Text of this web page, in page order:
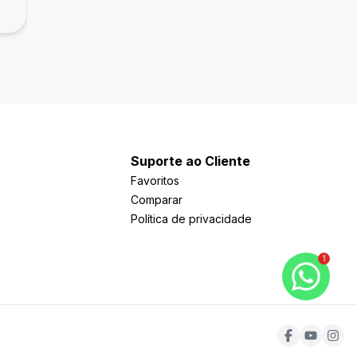
Suporte ao Cliente
Favoritos
Comparar
Política de privacidade
1